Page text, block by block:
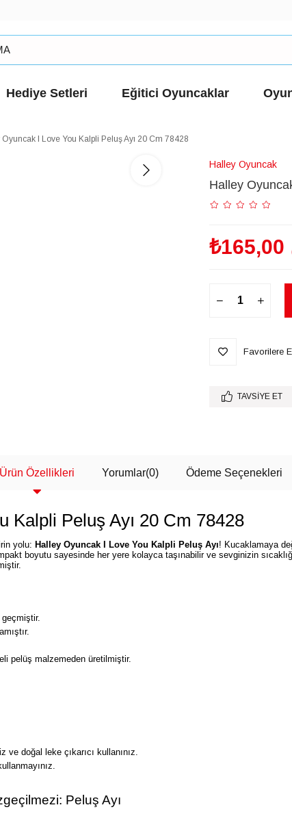
Hediye Setleri Eğitici Oyuncaklar
Oyuncak I Love You Kalpli Peluş Ayı 20 Cm 78428
Halley Oyuncak
Halley
₺165,00
Favorilere
TAVSIYE ET
Ürün Özellikleri Yorumlar(0) Ödeme Seçenekleri
Kalpli Peluş Ayı 20 Cm 78428
yolu: Halley Oyuncak I Love You Kalpli Peluş Ayı! Kucaklamaya
boyutu sayesinde her yere kolayca taşınabilir ve sevginizin
pelüş malzemeden üretilmiştir.
doğal leke çıkarıcı kullanınız.
Peluş Ayı